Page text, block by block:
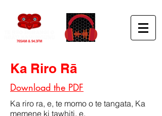
Ka Riro Rā
Download the PDF
Ka riro ra, e, te momo o te tangata, Ka
memene ki tawhiti, e,